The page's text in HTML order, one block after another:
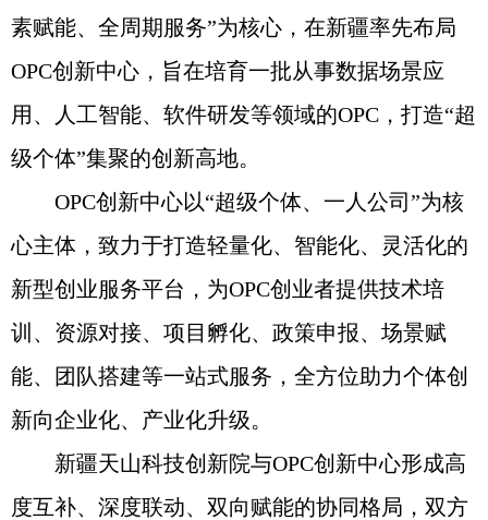
素赋能、全周期服务”为核心，在新疆率先布局
OPC创新中心，旨在培育一批从事数据场景应
用、人工智能、软件研发等领域的OPC，打造“超
级个体”集聚的创新高地。
OPC创新中心以“超级个体、一人公司”为核
心主体，致力于打造轻量化、智能化、灵活化的
新型创业服务平台，为OPC创业者提供技术培
训、资源对接、项目孵化、政策申报、场景赋
能、团队搭建等一站式服务，全方位助力个体创
新向企业化、产业化升级。
新疆天山科技创新院与OPC创新中心形成高
度互补、深度联动、双向赋能的协同格局，双方